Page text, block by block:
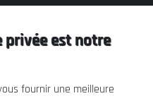
privée est notre
fournir une meilleure